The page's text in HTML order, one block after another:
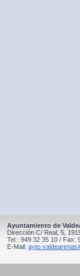
Ayuntamiento de
Dirección C/ Real, 5,
Tel.: 949 32 35 10 / Fax:
E-Mail: